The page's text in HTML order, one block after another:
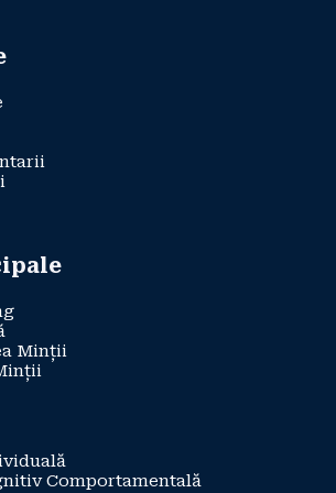
Minții
Comportamentală